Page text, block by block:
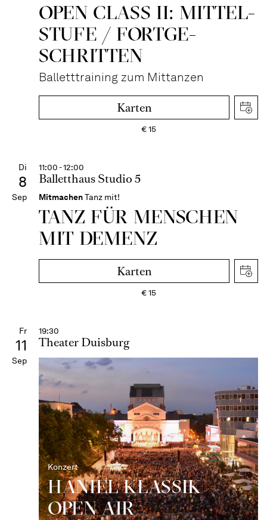
OPEN CLASS II: MITTEL­
STUFE / FORT­GE­
SCHRITTEN
Balletttraining zum Mittanzen
Karten
€15
Di
8
Sep
11:00 - 12:00
Balletthaus Studio 5
MitmachenTanz mit!
TANZ FÜR MENSCHEN
MIT DEMENZ
Karten
€15
Fr
11
Sep
19:30
Theater Duisburg
Konzert
HANIEL KLASSIK
OPEN AIR